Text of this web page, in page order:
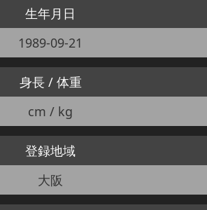
生年月日
1989-09-21
身長 / 体重
cm / kg
登録地域
大阪